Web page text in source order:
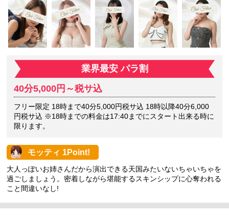
業界最安 パラ割
40分5,000円～税サ込
フリー限定 18時まで40分5,000円税サ込 18時以降40分6,000
円税サ込 ※18時までの料金は17:40までにスタート出来る時に
限ります。
モッティ 1Point!
大人っぽいお姉さんだから演出できる天国みたいないちゃいちゃを
過ごしましょう。密着しながら堪能するスキンシップに心奪われる
こと間違いなし!